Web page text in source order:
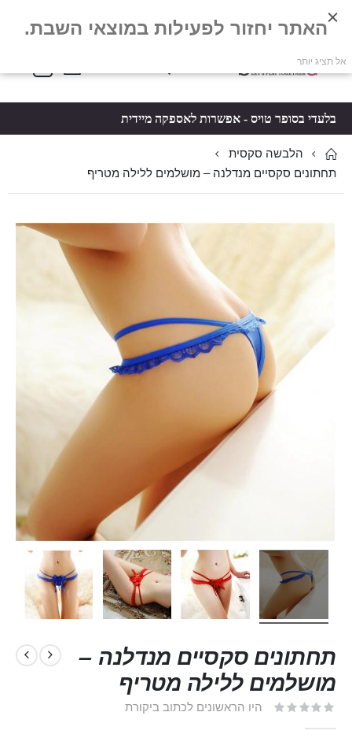
Toggle
סל קניות
בלעדי בסופר טויס - אפשרות לאספקה מיידית
הלבשה סקסית
תחתונים סקסיים מנדלנה – מושלמים ללילה מטריף
של
תמונות
של
תמונות
תחתונים סקסיים מנדלנה –
מושלמים ללילה מטריף
היו הראשונים לכתוב ביקורת
האתר יחזור לפעילות במוצאי השבת.
אל תציג יותר